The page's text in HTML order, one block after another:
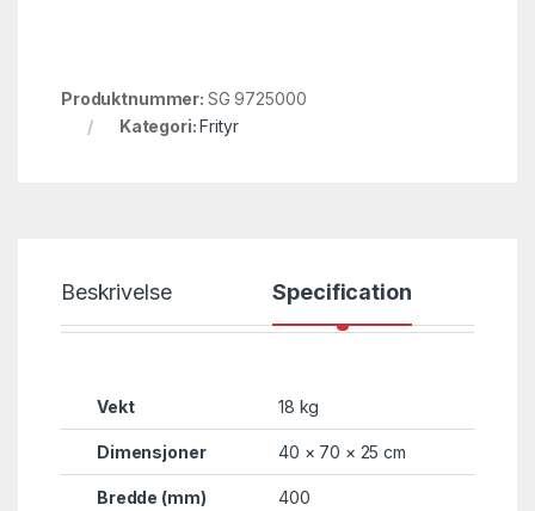
Produktnummer: SG 9725000
Kategori: Frityr
Beskrivelse Specification
Vekt 18 kg
Dimensjoner 40 × 70 × 25 cm
Bredde (mm) 400